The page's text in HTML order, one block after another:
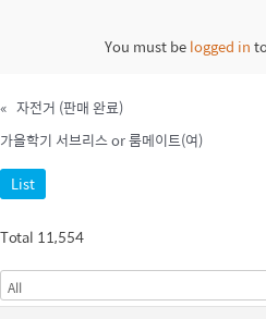
You must belogged in
« 자전거 (판매 완료)
가을학기 서브리스 or 룸메이트(여)
List
Total 11,554